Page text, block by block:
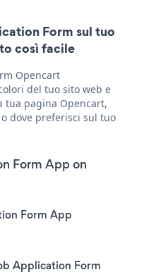
Form sul tuo
così facile
Opencart
del tuo sito web e
tua pagina Opencart,
dove preferisci sul tuo
Form App on
Form App
Application Form